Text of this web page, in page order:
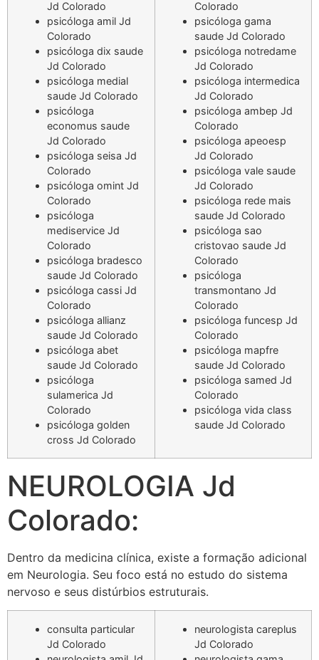
Jd Colorado
psicóloga amil Jd
Colorado
psicóloga dix saude
Jd Colorado
psicóloga medial
saude Jd Colorado
psicóloga
economus saude
Jd Colorado
psicóloga seisa Jd
Colorado
psicóloga omint Jd
Colorado
psicóloga
mediservice Jd
Colorado
psicóloga bradesco
saude Jd Colorado
psicóloga cassi Jd
Colorado
psicóloga allianz
saude Jd Colorado
psicóloga abet
saude Jd Colorado
psicóloga
sulamerica Jd
Colorado
psicóloga golden
cross Jd Colorado
Colorado
psicóloga gama
saude Jd Colorado
psicóloga notredame
Jd Colorado
psicóloga intermedica
Jd Colorado
psicóloga ambep Jd
Colorado
psicóloga apeoesp
Jd Colorado
psicóloga vale saude
Jd Colorado
psicóloga rede mais
saude Jd Colorado
psicóloga sao
cristovao saude Jd
Colorado
psicóloga
transmontano Jd
Colorado
psicóloga funcesp Jd
Colorado
psicóloga mapfre
saude Jd Colorado
psicóloga samed Jd
Colorado
psicóloga vida class
saude Jd Colorado
NEUROLOGIA Jd
Colorado:
Dentro da medicina clínica, existe a formação adicional
em Neurologia. Seu foco está no estudo do sistema
nervoso e seus distúrbios estruturais.
consulta particular
Jd Colorado
neurologista careplus
Jd Colorado